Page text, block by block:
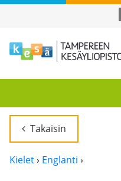
Takaisin
Kielet› Englanti ›